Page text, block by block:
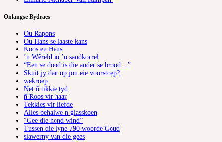
Onlangse Bydraes
Ou Rapons
Ou Hans se laaste kans
Koos en Hans
’n Wêreld in ’n sandkorrel
“Een se dood is die ander se brood…”
Skuit jy dan op jou eie voorstoep?
wekroep
Net ñ tikkie tyd
ñ Roos vir haar
Tekkies vir liefde
Alles behalwe n glasskoen
“Gee die hond wind”
Tussen die lyne 790 woorde Goud
slawerny van die gees